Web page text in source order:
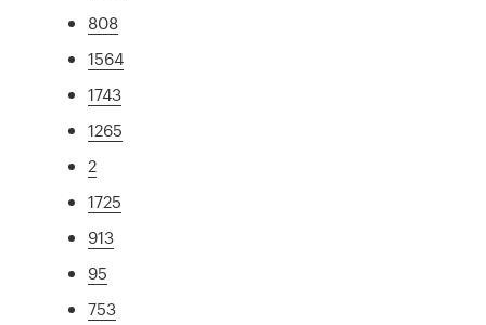
808
1564
1743
1265
2
1725
913
95
753